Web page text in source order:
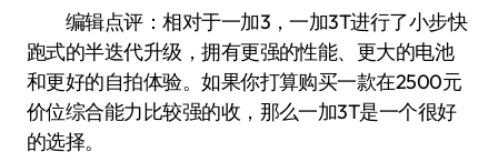
编辑点评：相对于一加3，一加3T进行了小步快
跑式的半迭代升级，拥有更强的性能、更大的电池
和更好的自拍体验。如果你打算购买一款在2500元
价位综合能力比较强的收，那么一加3T是一个很好
的选择。